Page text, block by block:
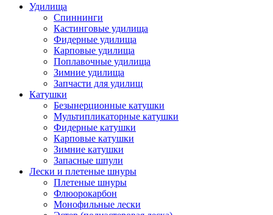
Удилища
Спиннинги
Кастинговые удилища
Фидерные удилища
Карповые удилища
Поплавочные удилища
Зимние удилища
Запчасти для удилищ
Катушки
Безынерционные катушки
Мультипликаторные катушки
Фидерные катушки
Карповые катушки
Зимние катушки
Запасные шпули
Лески и плетеные шнуры
Плетеные шнуры
Флюорокарбон
Монофильные лески